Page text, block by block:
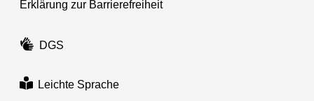
Erklärung zur Barrierefreiheit
DGS
Leichte Sprache